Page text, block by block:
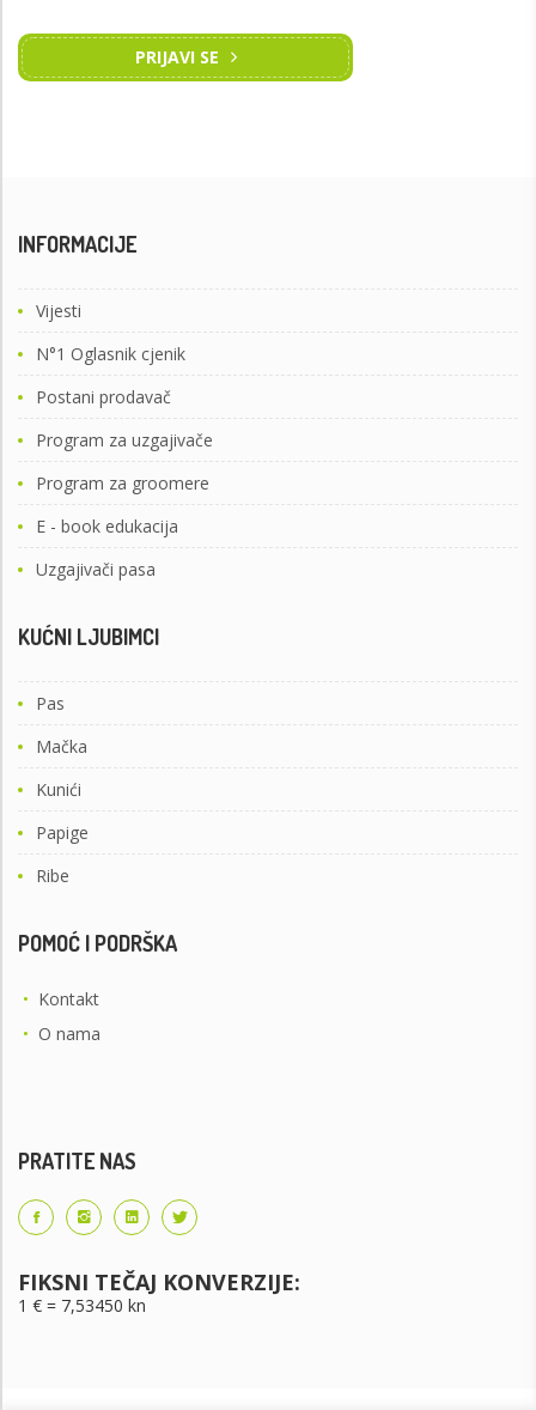
PRIJAVI SE
INFORMACIJE
Vijesti
N°1 Oglasnik cjenik
Postani prodavač
Program za uzgajivače
Program za groomere
E - book edukacija
Uzgajivači pasa
KUĆNI LJUBIMCI
Pas
Mačka
Kunići
Papige
Ribe
POMOĆ I PODRŠKA
• Kontakt
• O nama
PRATITE NAS
FIKSNI TEČAJ KONVERZIJE:
1 € = 7,53450 kn